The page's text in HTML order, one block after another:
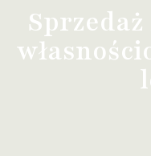
Sprzedaż